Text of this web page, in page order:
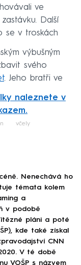
ve
Další
se v troskách
výbušným
svého
. Jeho bratři ve
naleznete v
včely
Nenechává ho
témata kolem
a
v podobě
pláni a poté
kde také získal
CNN
V té době
VOŠP s názvem